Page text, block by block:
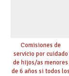
Comisiones de
servicio por cuidado
de hijos/as menores
de 6 años si todos los